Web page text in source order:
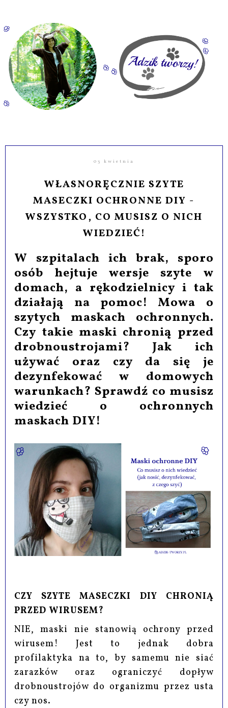
03 kwietnia
WŁASNORĘCZNIE SZYTE
MASECZKI OCHRONNE DIY -
WSZYSTKO, CO MUSISZ O NICH
WIEDZIEĆ!
W szpitalach ich brak, sporo
osób hejtuje wersje szyte w
domach, a rękodzielnicy i tak
działają na pomoc! Mowa o
szytych maskach ochronnych.
Czy takie maski chronią przed
drobnoustrojami? Jak ich
używać oraz czy da się je
dezynfekować w domowych
warunkach? Sprawdź co musisz
wiedzieć o ochronnych
maskach DIY!
CZY SZYTE MASECZKI DIY CHRONIĄ
PRZED WIRUSEM?
NIE, maski nie stanowią ochrony przed
wirusem! Jest to jednak dobra
profilaktyka na to, by samemu nie siać
zarazków oraz ograniczyć dopływ
drobnoustrojów do organizmu przez usta
czy nos.